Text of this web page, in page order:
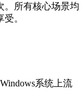
。所有核心场景均
。
系统上流